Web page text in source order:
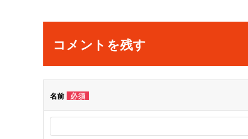
ナ
ビ
ゲ
ー
コメントを残す
名前 必須